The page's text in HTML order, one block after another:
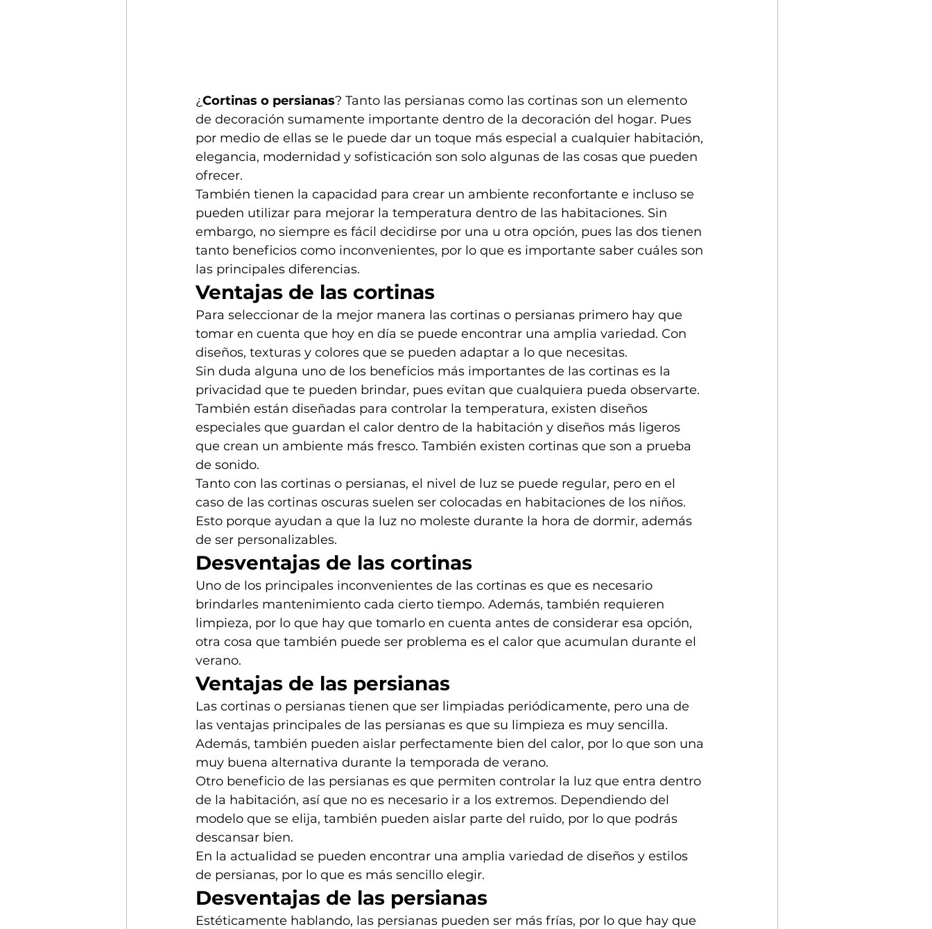
¿Cortinas o persianas? Tanto las persianas como las cortinas son un elemento
de decoración sumamente importante dentro de la decoración del hogar. Pues
por medio de ellas se le puede dar un toque más especial a cualquier habitación,
elegancia, modernidad y sofisticación son solo algunas de las cosas que pueden
ofrecer.
También tienen la capacidad para crear un ambiente reconfortante e incluso se
pueden utilizar para mejorar la temperatura dentro de las habitaciones. Sin
embargo, no siempre es fácil decidirse por una u otra opción, pues las dos tienen
tanto beneficios como inconvenientes, por lo que es importante saber cuáles son
las principales diferencias.
Ventajas de las cortinas
Para seleccionar de la mejor manera las cortinas o persianas primero hay que
tomar en cuenta que hoy en día se puede encontrar una amplia variedad. Con
diseños, texturas y colores que se pueden adaptar a lo que necesitas.
Sin duda alguna uno de los beneficios más importantes de las cortinas es la
privacidad que te pueden brindar, pues evitan que cualquiera pueda observarte.
También están diseñadas para controlar la temperatura, existen diseños
especiales que guardan el calor dentro de la habitación y diseños más ligeros
que crean un ambiente más fresco. También existen cortinas que son a prueba
de sonido.
Tanto con las cortinas o persianas, el nivel de luz se puede regular, pero en el
caso de las cortinas oscuras suelen ser colocadas en habitaciones de los niños.
Esto porque ayudan a que la luz no moleste durante la hora de dormir, además
de ser personalizables.
Desventajas de las cortinas
Uno de los principales inconvenientes de las cortinas es que es necesario
brindarles mantenimiento cada cierto tiempo. Además, también requieren
limpieza, por lo que hay que tomarlo en cuenta antes de considerar esa opción,
otra cosa que también puede ser problema es el calor que acumulan durante el
verano.
Ventajas de las persianas
Las cortinas o persianas tienen que ser limpiadas periódicamente, pero una de
las ventajas principales de las persianas es que su limpieza es muy sencilla.
Además, también pueden aislar perfectamente bien del calor, por lo que son una
muy buena alternativa durante la temporada de verano.
Otro beneficio de las persianas es que permiten controlar la luz que entra dentro
de la habitación, así que no es necesario ir a los extremos. Dependiendo del
modelo que se elija, también pueden aislar parte del ruido, por lo que podrás
descansar bien.
En la actualidad se pueden encontrar una amplia variedad de diseños y estilos
de persianas, por lo que es más sencillo elegir.
Desventajas de las persianas
Estéticamente hablando, las persianas pueden ser más frías, por lo que hay que